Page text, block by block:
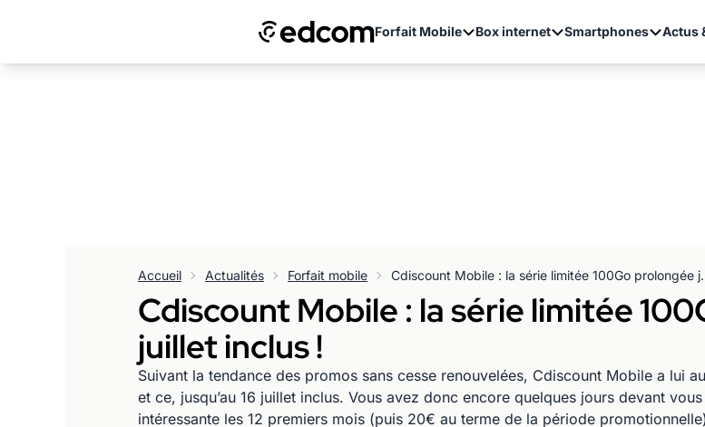
Forfait Mobile Box internet Smartphones Actus
Accueil Actualités Forfait mobile Cdiscount Mobile :
Cdiscount Mobile : la série limitée
juillet inclus !
Suivant la tendance des promos sans cesse renouvelées, Cdiscount Mobile a lui
et ce, jusqu’au 16 juillet inclus. Vous avez donc encore quelques jours devant
intéressante les 12 premiers mois (puis 20€ au terme de la période